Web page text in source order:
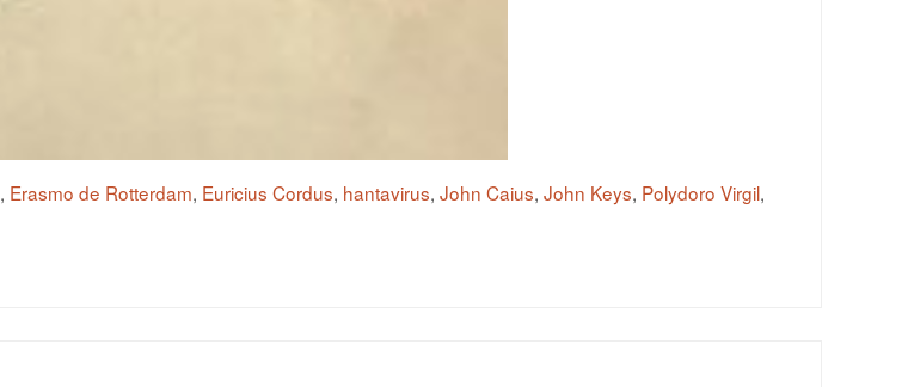
, Erasmo de Rotterdam, Euricius Cordus, hantavirus, John Caius, John Keys, Polydoro Virgil,